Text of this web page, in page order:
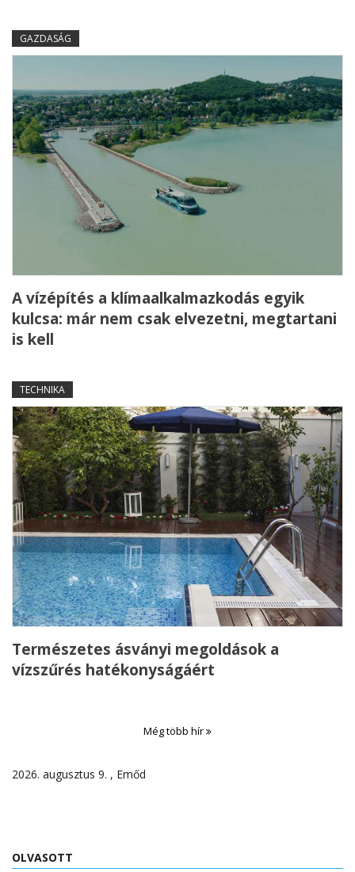
GAZDASÁG
A vízépítés a klímaalkalmazkodás egyik
kulcsa: már nem csak elvezetni, megtartani
is kell
TECHNIKA
Természetes ásványi megoldások a
vízszűrés hatékonyságáért
Még több hír
2026. augusztus 9. , Emőd
OLVASOTT